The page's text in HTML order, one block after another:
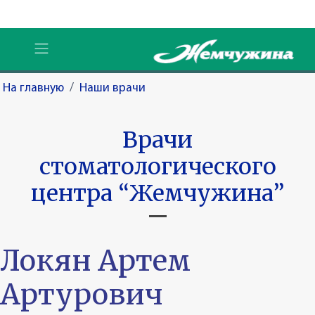
На главную / Наши врачи
Врачи
стоматологического
центра “Жемчужина”
Локян Артем
Артурович